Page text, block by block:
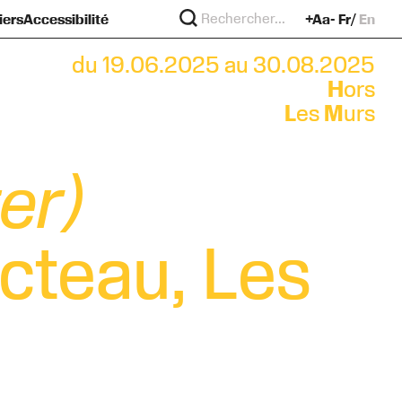
Accessibilité +Aa- Fr En
du 19.06.2025 au 30.08.2025
Hors
Les Murs
Les